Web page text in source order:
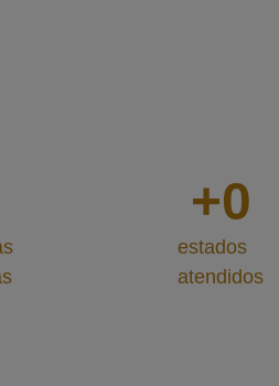
estados
atendidos
+0